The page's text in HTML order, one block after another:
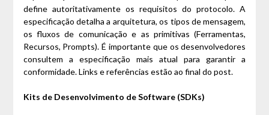
define autoritativamente os requisitos do protocolo. A
especificação detalha a arquitetura, os tipos de mensagem,
os fluxos de comunicação e as primitivas (Ferramentas,
Recursos, Prompts). É importante que os desenvolvedores
consultem a especificação mais atual para garantir a
conformidade. Links e referências estão ao final do post.
Kits de Desenvolvimento de Software (SDKs)